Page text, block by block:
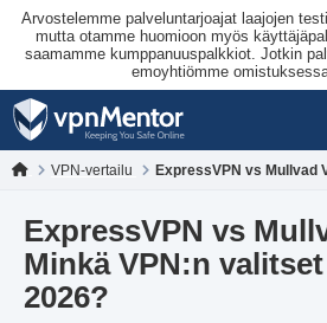
Arvostelemme palveluntarjoajat laajojen
mutta otamme huomioon myös
saamamme kumppanuuspalkkiot. Jotkin
emoyhtiömme
VPN-vertailu ExpressVPN vs Mullvad
ExpressVPN vs
Minkä VPN:n
2026?